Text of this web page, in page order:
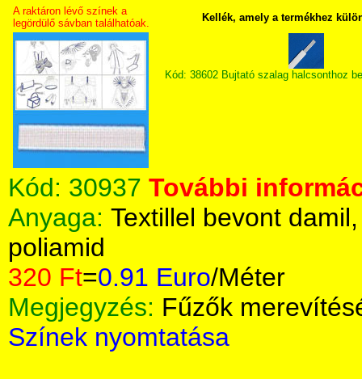
A raktáron lévő színek a
legördülő sávban találhatóak.
Kellék, amely a termékhez
Kód: 38602 Bujtató szalag halcsonthoz
Kód: 30937 További
Anyaga: Textillel bevont
poliamid
320 Ft=0.91 Euro/Méter
Megjegyzés: Fűzők
Színek nyomtatása